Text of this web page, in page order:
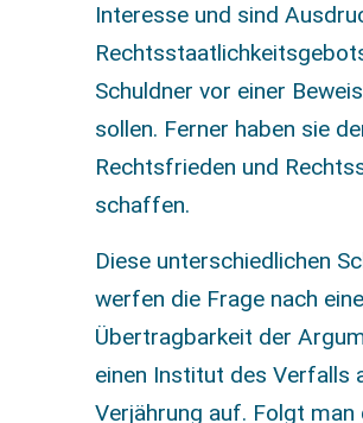
Interesse und sind
Schuldner vor einer
sollen. Ferner haben sie
Rechtsfrieden und
schaffen.
Diese unterschiedlichen
werfen die Frage nach
Übertragbarkeit der
einen Institut des Verfalls
Verjährung auf. Folgt